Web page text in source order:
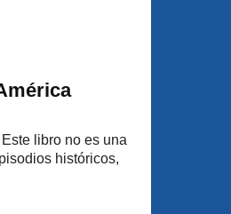
libro no es una
históricos,